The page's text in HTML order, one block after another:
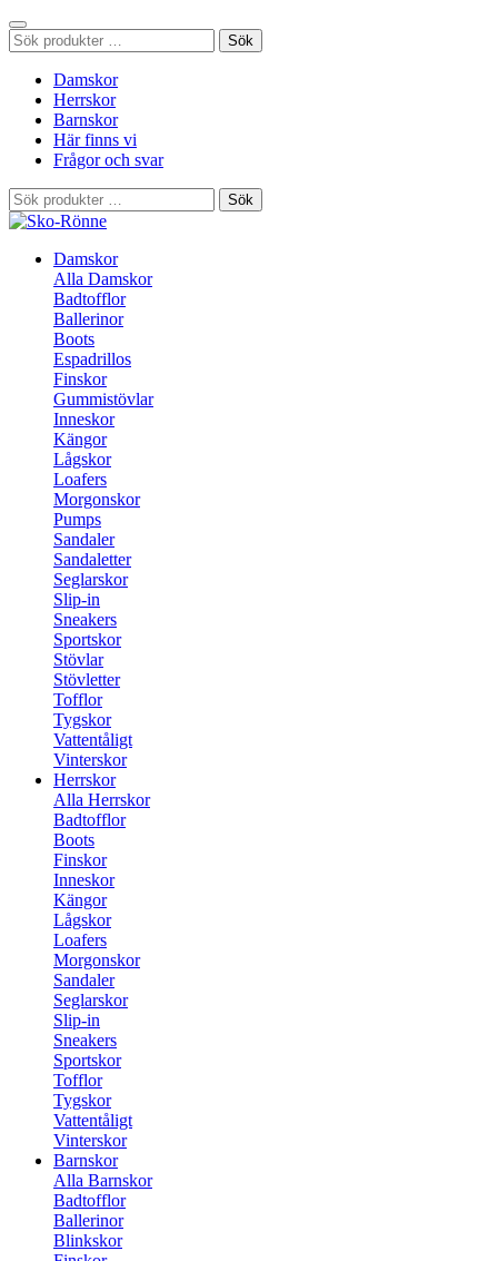
Sök
efter:
Sök
Damskor
Herrskor
Barnskor
Här finns vi
Frågor och svar
Sök
efter:
Sök
Damskor
Alla Damskor
Badtofflor
Ballerinor
Boots
Espadrillos
Finskor
Gummistövlar
Inneskor
Kängor
Lågskor
Loafers
Morgonskor
Pumps
Sandaler
Sandaletter
Seglarskor
Slip-in
Sneakers
Sportskor
Stövlar
Stövletter
Tofflor
Tygskor
Vattentåligt
Vinterskor
Herrskor
Alla Herrskor
Badtofflor
Boots
Finskor
Inneskor
Kängor
Lågskor
Loafers
Morgonskor
Sandaler
Seglarskor
Slip-in
Sneakers
Sportskor
Tofflor
Tygskor
Vattentåligt
Vinterskor
Barnskor
Alla Barnskor
Badtofflor
Ballerinor
Blinkskor